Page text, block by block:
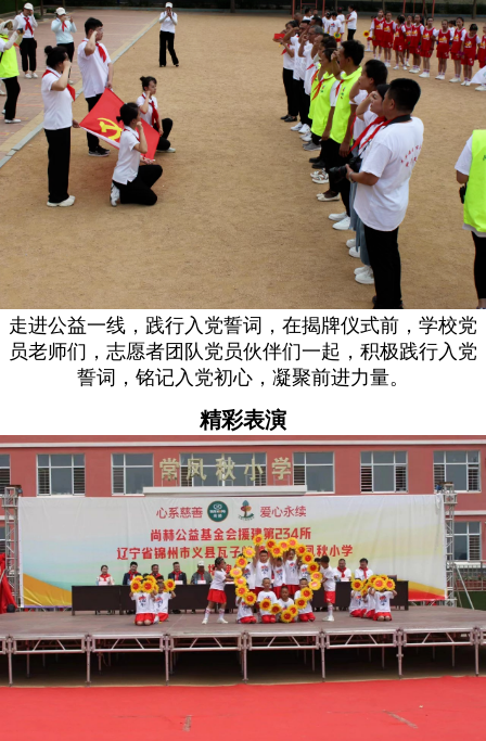
走进公益一线，践行入党誓词，在揭牌仪式前，学校党
员老师们，志愿者团队党员伙伴们一起，积极践行入党
誓词，铭记入党初心，凝聚前进力量。
精彩表演